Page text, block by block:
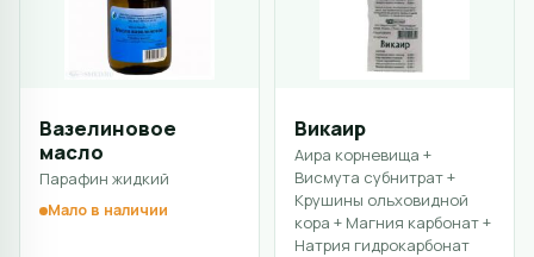
Вазелиновое
масло
Парафин жидкий
Мало в наличии
Викаир
Аира корневища +
Висмута субнитрат +
Крушины ольховидной
кора + Магния карбонат +
Натрия гидрокарбонат